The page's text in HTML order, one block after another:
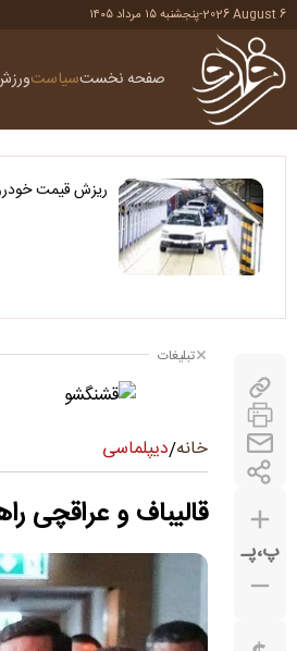
2026 August 6
-پنجشنبه ۱۵ مرداد ۱۴۰۵
صفحه نخستسیاست
ریزش قیمت
پ،پـ
تبلیغات
خانه/دیپلماسی
قالیباف و عراقچی